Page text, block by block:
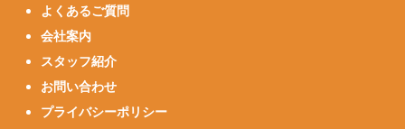
よくあるご質問
会社案内
スタッフ紹介
お問い合わせ
プライバシーポリシー